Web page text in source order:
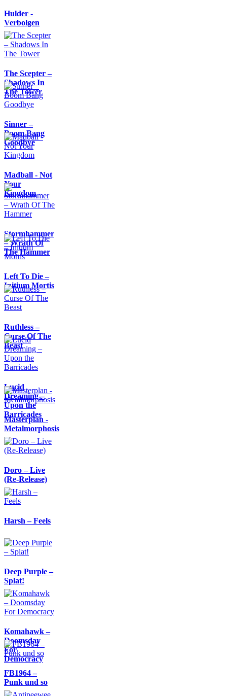
Hulder -
Verbolgen
The Scepter –
Shadows In
The Tower
Sinner –
Boom Bang
Goodbye
Madball - Not
Your
Kingdom
Stormhammer
– Wrath Of
The Hammer
Left To Die –
Initium Mortis
Ruthless –
Curse Of The
Beast
Lucid
Dreaming –
Upon the
Barricades
Masterplan -
Metalmorphosis
Doro – Live
(Re-Release)
Harsh – Feels
Deep Purple –
Splat!
Komahawk –
Doomsday
For
Democracy
FB1964 –
Punk und so